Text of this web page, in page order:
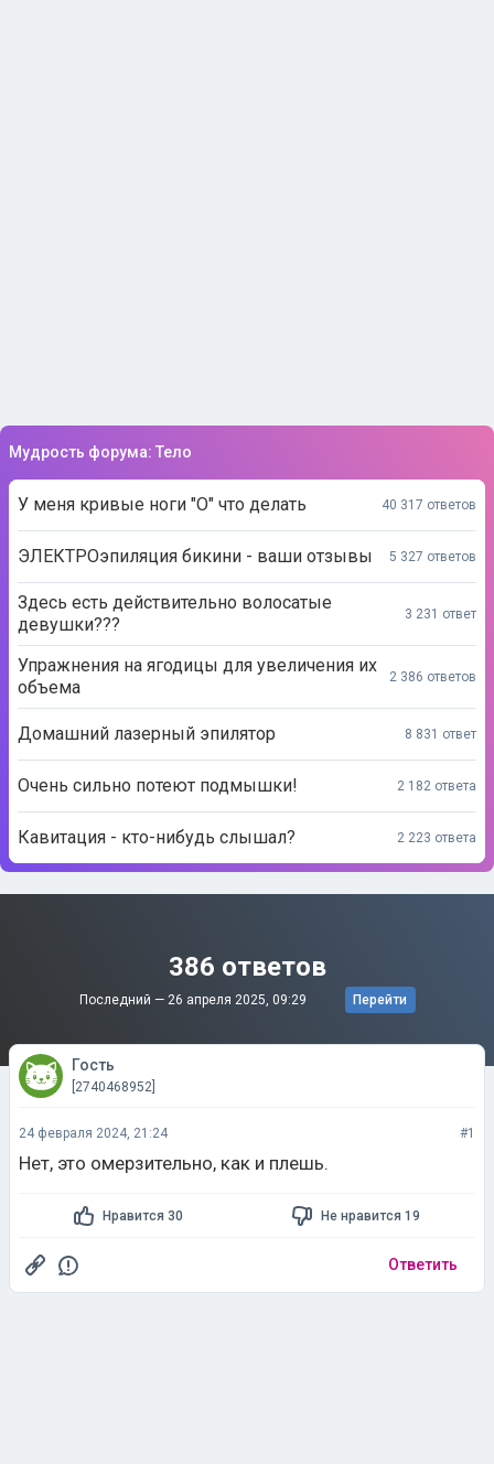
Мудрость форума: Тело
У меня кривые ноги "О" что делать 40 317 ответов
ЭЛЕКТРОэпиляция бикини - ваши отзывы 5 327 ответов
Здесь есть действительно волосатые
девушки???
3 231 ответ
Упражнения на ягодицы для увеличения их
объема
2 386 ответов
Домашний лазерный эпилятор 8 831 ответ
Очень сильно потеют подмышки! 2 182 ответа
Кавитация - кто-нибудь слышал? 2 223 ответа
386 ответов
Последний — 26 апреля 2025, 09:29 Перейти
Гость
[2740468952]
24 февраля 2024, 21:24 #1
Нет, это омерзительно, как и плешь.
Нравится 30 Не нравится 19
Ответить